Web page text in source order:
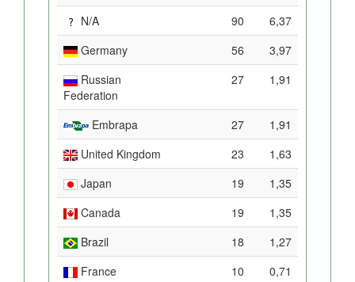
N/A 90
6,37
Germany
56
3,97
Russian
Federation
27 1,91
Embrapa 27
1,91
United Kingdom
23
1,63
Japan
19
1,35
Canada
19
1,35
Brazil
18
1,27
France
10
0,71